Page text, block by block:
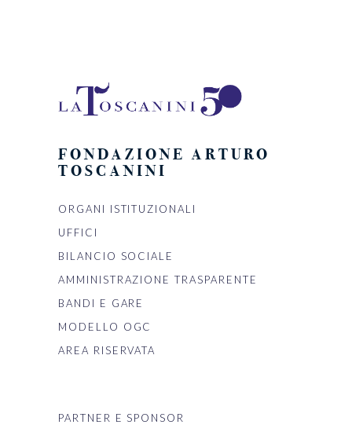
FONDAZIONE ARTURO
TOSCANINI
ORGANI ISTITUZIONALI
UFFICI
BILANCIO SOCIALE
AMMINISTRAZIONE TRASPARENTE
BANDI E GARE
MODELLO OGC
AREA RISERVATA
PARTNER E SPONSOR